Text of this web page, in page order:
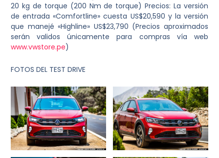
20 kg de torque (200 Nm de torque) Precios: La versión
de entrada «Comfortline» cuesta US$20,590 y la versión
que manejé «Highline» US$23,790 (Precios aproximados
serán validos únicamente para compras vía web
www.vwstore.pe)
FOTOS DEL TEST DRIVE